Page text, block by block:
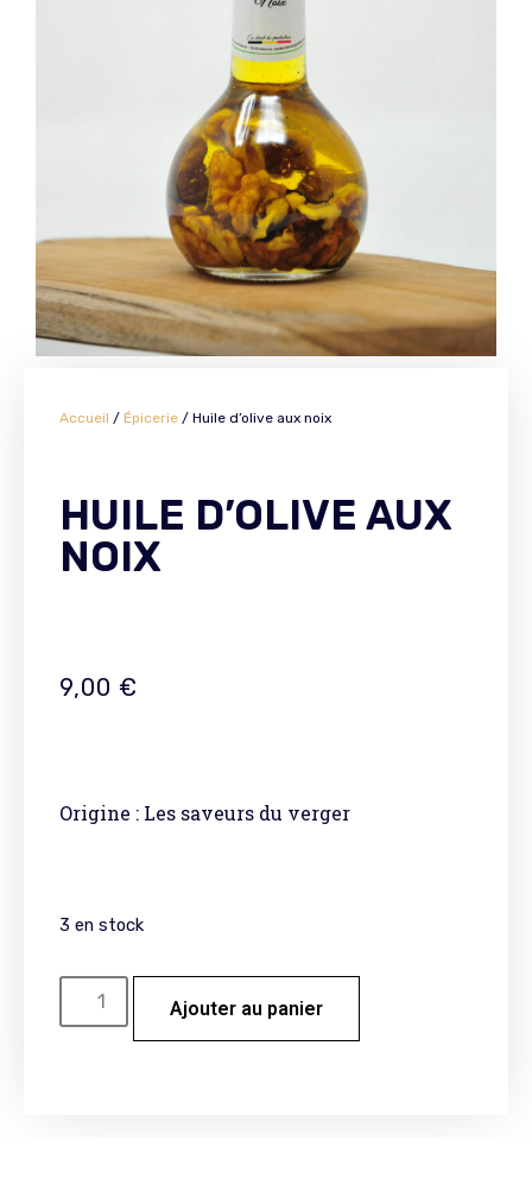
Accueil / Épicerie / Huile d’olive aux noix
HUILE D’OLIVE AUX
NOIX
9,00 €
Origine : Les saveurs du verger
3 en stock
Ajouter au panier